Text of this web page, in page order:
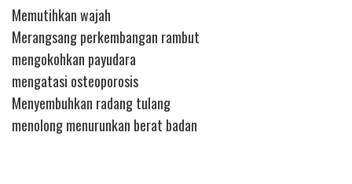
Memutihkan wajah
Merangsang perkembangan rambut
mengokohkan payudara
mengatasi osteoporosis
Menyembuhkan radang tulang
menolong menurunkan berat badan